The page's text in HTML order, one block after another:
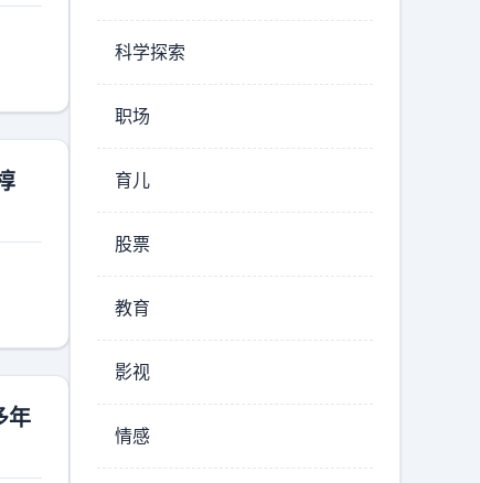
年
科学探索
职场
育儿
股票
教育
影视
情感